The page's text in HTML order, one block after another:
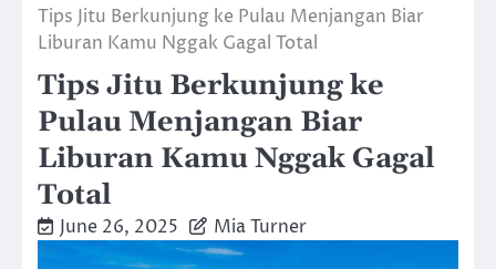
Tips Jitu Berkunjung ke Pulau Menjangan Biar
Liburan Kamu Nggak Gagal Total
Tips Jitu Berkunjung ke
Pulau Menjangan Biar
Liburan Kamu Nggak Gagal
Total
June 26, 2025 Mia Turner